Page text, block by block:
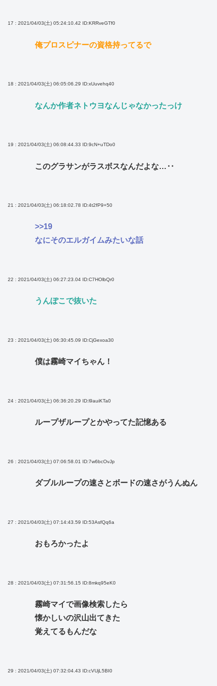
17 : 2021/04/03(土) 05:24:10.42 ID:KRRveGTf0
俺プロスピナーの資格持ってるで
18 : 2021/04/03(土) 06:05:06.29 ID:xUuvehq40
なんか作者ネトウヨなんじゃなかったっけ
19 : 2021/04/03(土) 06:08:44.33 ID:9cN+uTDo0
このグラサンがラスボスなんだよな…‥
21 : 2021/04/03(土) 06:18:02.78 ID:4t2fP9+50
>>19
なにそのエルガイムみたいな話
22 : 2021/04/03(土) 06:27:23.04 ID:C7HOlbQr0
うんぽこで抜いた
23 : 2021/04/03(土) 06:30:45.09 ID:CjGexoa30
僕は霧崎マイちゃん！
24 : 2021/04/03(土) 06:36:20.29 ID:l9auiKTa0
ループザループとかやってた記憶ある
26 : 2021/04/03(土) 07:06:58.01 ID:7w6bcOvJp
ダブルループの速さとボードの速さがうんぬん
27 : 2021/04/03(土) 07:14:43.59 ID:53AsfQq6a
おもろかったよ
28 : 2021/04/03(土) 07:31:56.15 ID:8mkq95eK0
霧崎マイで画像検索したら
懐かしいの沢山出てきた
覚えてるもんだな
29 : 2021/04/03(土) 07:32:04.43 ID:cVUjL5BI0